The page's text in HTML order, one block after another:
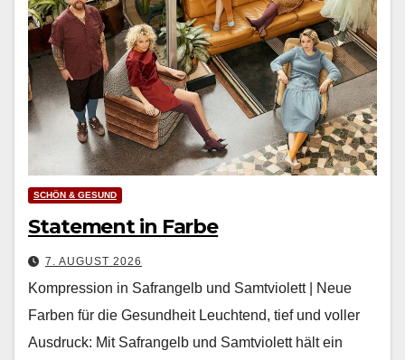
SCHÖN & GESUND
Statement in Farbe
7. AUGUST 2026
Kompression in Safrangelb und Samtviolett | Neue
Farben für die Gesundheit Leuch­t­end, tief und voller
Aus­druck: Mit Safrangelb und Samtvi­o­lett hält ein